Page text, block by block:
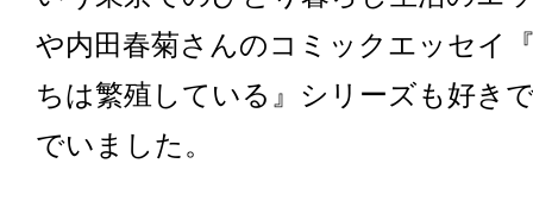
や内田春菊さんのコミックエッセイ
ちは繁殖している』シリーズも好き
でいました。